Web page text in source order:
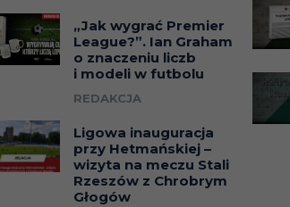
„Jak wygrać Premier
League?”. Ian Graham
o znaczeniu liczb
i modeli w futbolu
REDAKCJA
Ligowa inauguracja
przy Hetmańskiej –
wizyta na meczu Stali
Rzeszów z Chrobrym
Głogów